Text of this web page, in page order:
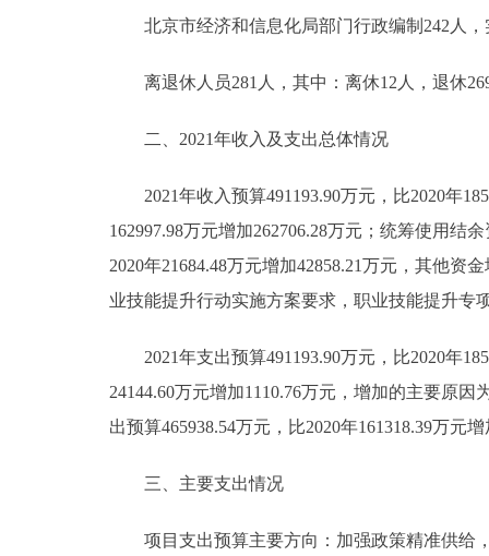
北京市经济和信息化局部门行政编制242人，
离退休人员281人，其中：离休12人，退休
二、2021年收入及支出总体情况
2021年收入预算491193.90万元，比2020年
162997.98万元增加262706.28万元；统筹使用结
2020年21684.48万元增加42858.21万元，其他
业技能提升行动实施方案要求，职业技能提升专
2021年支出预算491193.90万元，比2020年
24144.60万元增加1110.76万元，增加的主要原
出预算465938.54万元，比2020年161318.39万元
三、主要支出情况
项目支出预算主要方向：加强政策精准供给，